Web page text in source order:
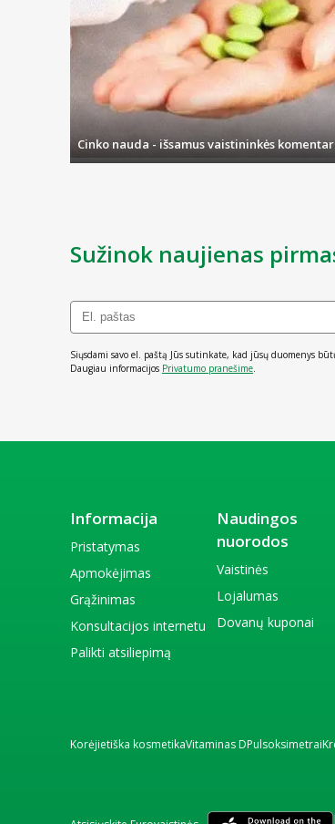
Cinko nauda - išsamus vaistininkės
Sužinok naujienas
Siųsdami savo el. paštą Jūs sutinkate, kad jūsų duomenys
Daugiau informacijos Privatumo pranešime
Informacija
Pristatymas
Apmokėjimas
Grąžinimas
Konsultacijos internetu
Palikti atsiliepimą
Naudingos
nuorodos
Vaistinės
Lojalumas
Dovanų kuponai
Korėjietiška kosmetikaVitaminas DPulsoksimetrai